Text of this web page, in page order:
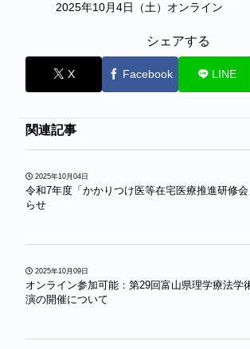
2025年10月4日（土）オンライン
シェアする
X Facebook LINE
関連記事
2025年10月04日
令和7年度「かかりつけ医等在宅医療推進研修
らせ
2025年10月09日
オンライン参加可能：第29回富山県理学療法学
演の開催について